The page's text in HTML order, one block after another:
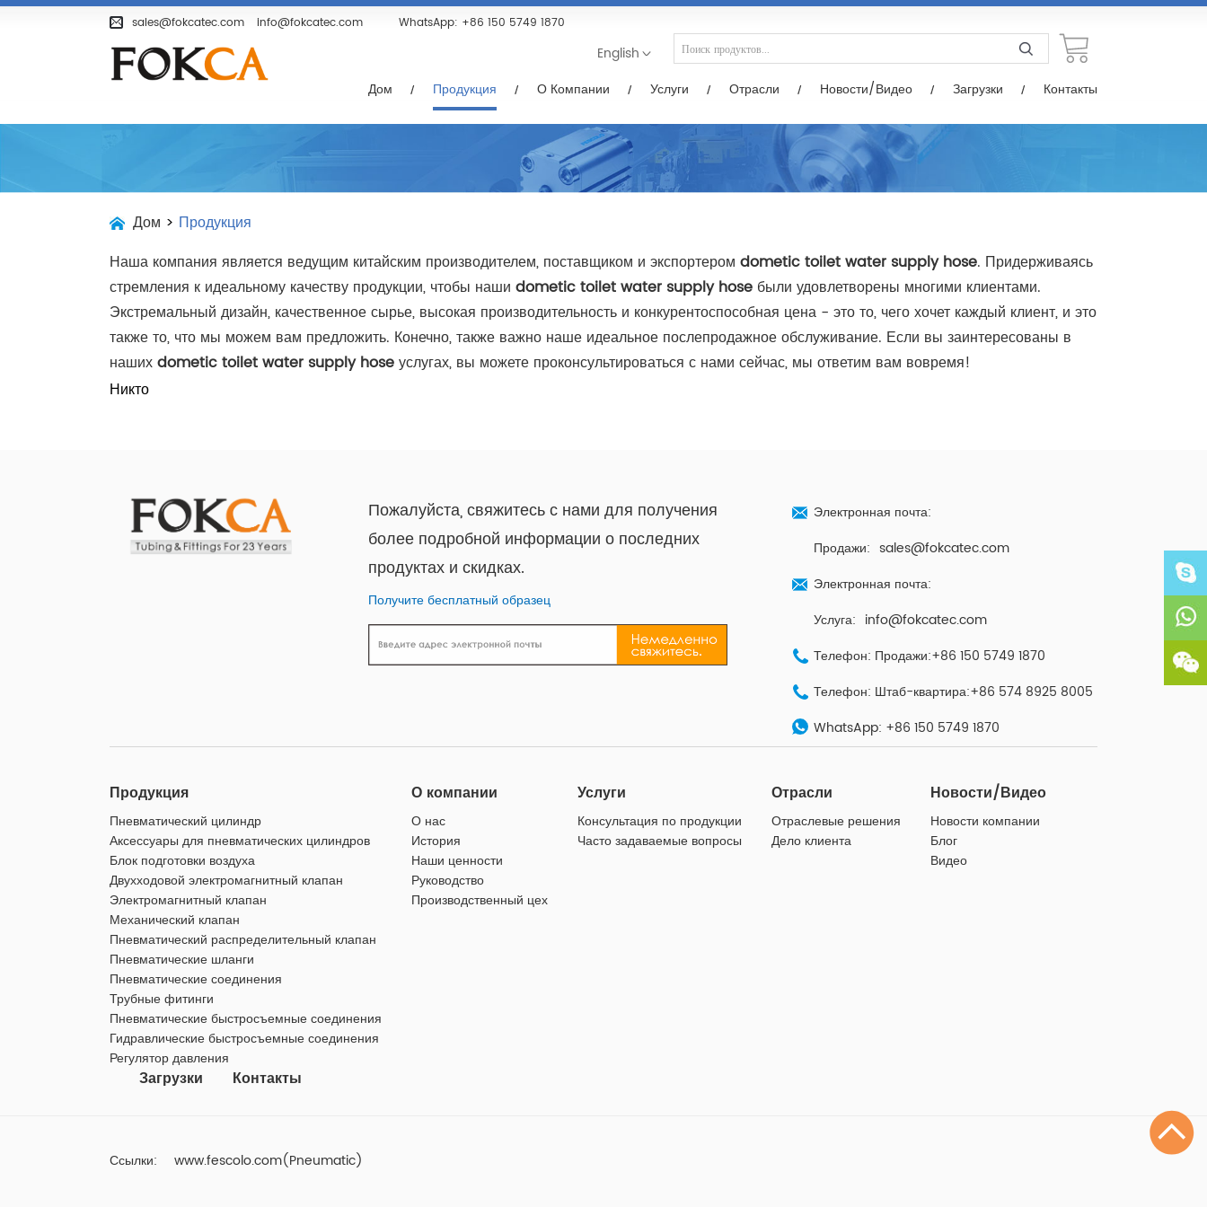
sales@fokcatec.com info@fokcatec.com WhatsApp: +86 150 5749 1870
English
Дом Продукция О Компании Услуги Отрасли Новости/Видео Загрузки Контакты
Дом Продукция Услуги Отрасли
Дом > Продукция
Наша компания является ведущим китайским производителем, поставщиком и экспортером dometic toilet water supply hose. Придерживаясь
стремления к идеальному качеству продукции, чтобы наши dometic toilet water supply hose были удовлетворены многими клиентами.
Экстремальный дизайн, качественное сырье, высокая производительность и конкурентоспособная цена - это то, чего хочет каждый клиент, и это
также то, что мы можем вам предложить. Конечно, также важно наше идеальное послепродажное обслуживание. Если вы заинтересованы в
наших dometic toilet water supply hose услугах, вы можете проконсультироваться с нами сейчас, мы ответим вам вовремя!
Никто
Пожалуйста, свяжитесь с нами для получения
более подробной информации о последних
продуктах и ​​скидках.
Получите бесплатный образец
Электронная почта:
Продажи: sales@fokcatec.com
Электронная почта:
Услуга: info@fokcatec.com
Телефон: Продажи:+86 150 5749 1870
Телефон: Штаб-квартира:+86 574 8925 8005
WhatsApp: +86 150 5749 1870
Продукция
Пневматический цилиндр
Аксессуары для пневматических цилиндров
Блок подготовки воздуха
Двухходовой электромагнитный клапан
Электромагнитный клапан
Механический клапан
Пневматический распределительный клапан
Пневматические шланги
Пневматические соединения
Трубные фитинги
Пневматические быстросъемные соединения
Гидравлические быстросъемные соединения
Регулятор давления
О компании
О нас
История
Наши ценности
Руководство
Производственный цех
Услуги
Консультация по продукции
Часто задаваемые вопросы
Отрасли
Отраслевые решения
Дело клиента
Новости/Видео
Новости компании
Блог
Видео
Загрузки Контакты
Ссылки: www.fescolo.com(Pneumatic)